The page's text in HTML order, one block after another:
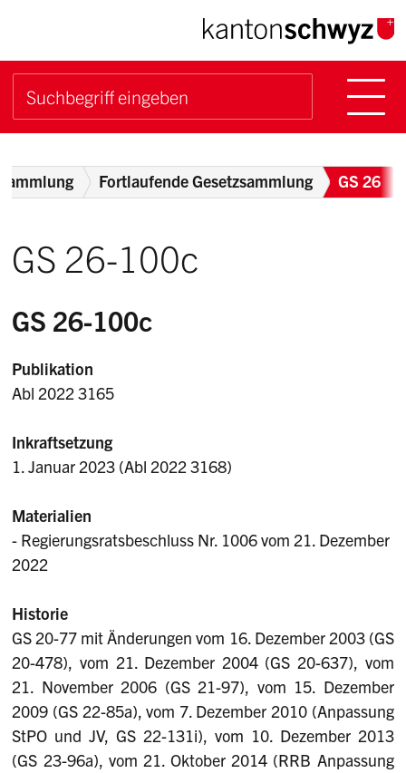
Navigieren im Kanton
Schnellnavigation
Suchbegriff
Breadcrumb
Fortlaufende Gesetzsammlung GS 26
GS 26-100c
GS 26-100c
Publikation
Abl 2022 3165
Inkraftsetzung
1. Januar 2023 (Abl 2022 3168)
Materialien
- Regierungsratsbeschluss Nr. 1006 vom 21. Dezember
2022
Historie
GS 20-77 mit Änderungen vom 16. Dezember 2003 (GS
20-478), vom 21. Dezember 2004 (GS 20-637), vom
21. November 2006 (GS 21-97), vom 15. Dezember
2009 (GS 22-85a), vom 7. Dezember 2010 (Anpassung
StPO und JV, GS 22-131i), vom 10. Dezember 2013
(GS 23-96a), vom 21. Oktober 2014 (RRB Anpassung